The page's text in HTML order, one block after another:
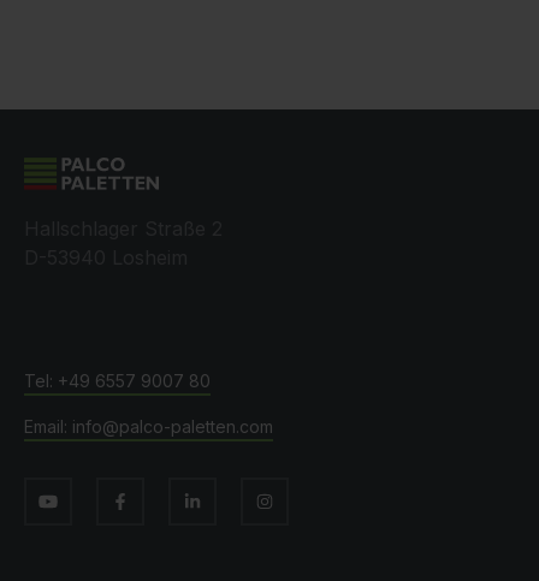
+49 6557 9007 80
info@palco-paletten.com